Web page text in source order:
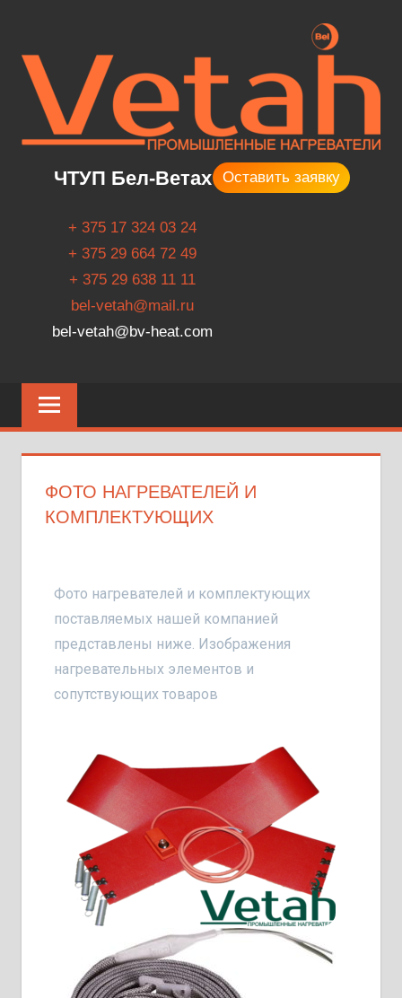
порядочность,
ЧТУП Бел-Ветах
+ 375 17 324 03 24
+ 375 29 664 72 49
+ 375 29 638 11 11
bel-vetah@mail.ru
bel-vetah@bv-heat.com
Оставить заявку
ФОТО НАГРЕВАТЕЛЕЙ И
КОМПЛЕКТУЮЩИХ
Фото нагревателей и комплектующих
поставляемых нашей компанией
представлены ниже. Изображения
нагревательных элементов и
сопутствующих товаров